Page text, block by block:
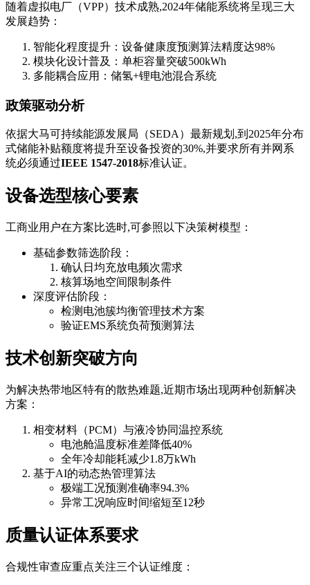
随着虚拟电厂（VPP）技术成熟,2024年储能系统将呈现三大
发展趋势：
智能化程度提升：设备健康度预测算法精度达98%
模块化设计普及：单柜容量突破500kWh
多能耦合应用：储氢+锂电池混合系统
政策驱动分析
依据大马可持续能源发展局（SEDA）最新规划,到2025年分布
式储能补贴额度将提升至设备投资的30%,并要求所有并网系
统必须通过IEEE 1547-2018标准认证。
设备选型核心要素
工商业用户在方案比选时,可参照以下决策树模型：
基础参数筛选阶段：
确认日均充放电频次需求
核算场地空间限制条件
深度评估阶段：
检测电池簇均衡管理技术方案
验证EMS系统负荷预测算法
技术创新突破方向
为解决热带地区特有的散热难题,近期市场出现两种创新解决
方案：
相变材料（PCM）与液冷协同温控系统
电池舱温度标准差降低40%
全年冷却能耗减少1.8万kWh
基于AI的动态热管理算法
极端工况预测准确率94.3%
异常工况响应时间缩短至12秒
质量认证体系要求
合规性审查应重点关注三个认证维度：